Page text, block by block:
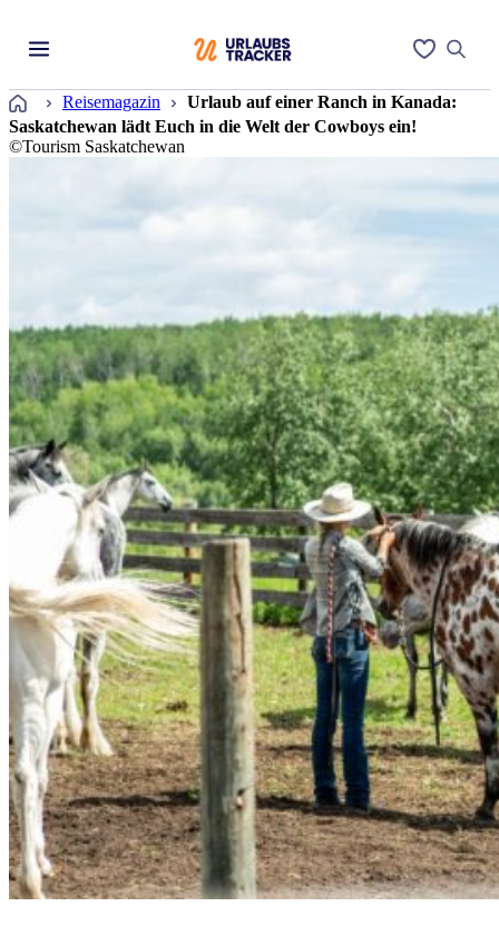
Startseite
Reisemagazin
Urlaub auf einer Ranch in Kanada:
Saskatchewan lädt Euch in die Welt der Cowboys ein!
©Tourism Saskatchewan